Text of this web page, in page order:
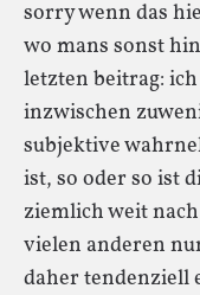
sorry wenn das
wo mans sonst
letzten beitrag:
inzwischen
subjektive
ist, so oder so ist
ziemlich weit
vielen anderen
daher tendenziell